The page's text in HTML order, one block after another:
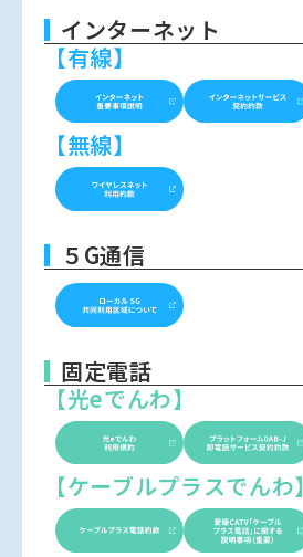
インターネット
【有線】
【無線】
５G通信
固定電話
【光eでんわ】
【ケーブルプラスでんわ】